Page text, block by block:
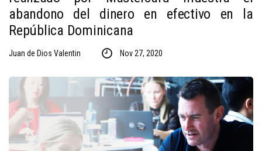
abandono del dinero en efectivo en la
República Dominicana
Juan de Dios Valentin Nov 27, 2020